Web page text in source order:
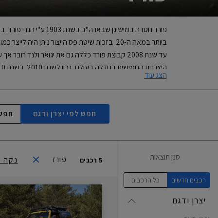
עד 2011 נמכרו בישראל כ-126,600 מכוניות מתוצרת פורד (לא כולל רכבים במשקל מורשה של מעל 3.5 טון). בשנת 2011 לבדה נמכרו בארץ 11,583 כלי רכב מתוצרת פורד.
הצג עוד
חפש לפי יצרן ודגם
סנן תוצאות
רכבים חדשים כל הרכבים
יצרן ודגם
5 רכבים פורד נקה